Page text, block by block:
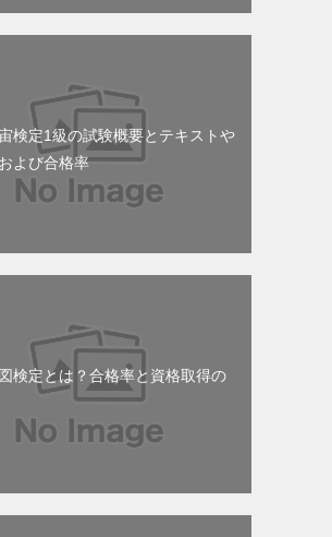
検定1級の試験概要とテキストや
よび合格率
検定とは？合格率と資格取得の